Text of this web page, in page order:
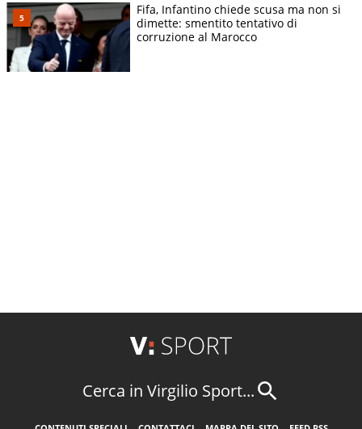
Fifa, Infantino chiede scusa ma non si
dimette: smentito tentativo di
corruzione al Marocco
Cerca in Virgilio Sport...